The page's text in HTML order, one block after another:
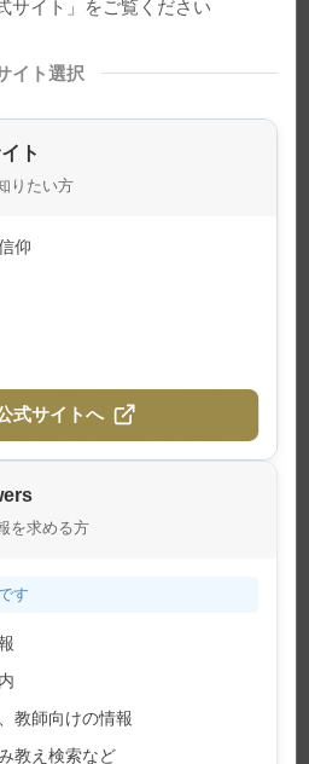
ていましたし、いつでも
ぐに亡くなったとはい
意味のある命だったのだ
はとても悲しいことです
には、人間ではどうする
、神様のおかげの中で生
んでいくお互いであること
てもらいたいと思いま
サイトから移行したも
具合があることがありま
ださい。
サイト」をご覧ください
イト選択
ト
りたい方
仰
式サイトへ
を求める方
す
教師向けの情報
教え検索など